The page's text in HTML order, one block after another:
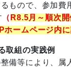
ので、参加費
（ R8.5月～順次開
ームページ内
取組の実践例
等により、属